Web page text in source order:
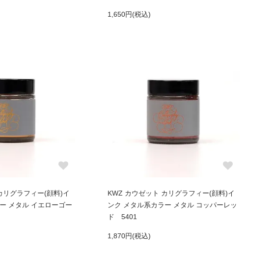
1,650円(税込)
リグラフィー(顔料)イ
メタル イエローゴー
KWZ カウゼット カリグラフィー(顔料)イ
ンク メタル系カラー メタル コッパーレッ
ド 5401
1,870円(税込)